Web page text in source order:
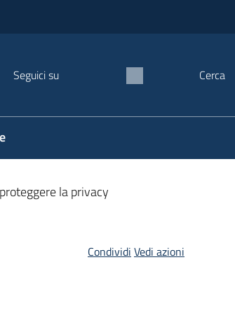
Seguici su Cerca
la privacy
Condividi Vedi azioni